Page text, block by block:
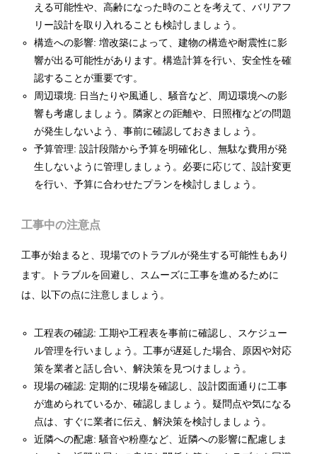
える可能性や、高齢になった時のことを考えて、バリアフ
リー設計を取り入れることも検討しましょう。
構造への影響: 増改築によって、建物の構造や耐震性に影
響が出る可能性があります。構造計算を行い、安全性を確
認することが重要です。
周辺環境: 日当たりや風通し、騒音など、周辺環境への影
響も考慮しましょう。隣家との距離や、日照権などの問題
が発生しないよう、事前に確認しておきましょう。
予算管理: 設計段階から予算を明確化し、無駄な費用が発
生しないように管理しましょう。必要に応じて、設計変更
を行い、予算に合わせたプランを検討しましょう。
工事中の注意点
工事が始まると、現場でのトラブルが発生する可能性もあり
ます。トラブルを回避し、スムーズに工事を進めるために
は、以下の点に注意しましょう。
工程表の確認: 工期や工程表を事前に確認し、スケジュー
ル管理を行いましょう。工事が遅延した場合、原因や対応
策を業者と話し合い、解決策を見つけましょう。
現場の確認: 定期的に現場を確認し、設計図面通りに工事
が進められているか、確認しましょう。疑問点や気になる
点は、すぐに業者に伝え、解決策を検討しましょう。
近隣への配慮: 騒音や粉塵など、近隣への影響に配慮しま